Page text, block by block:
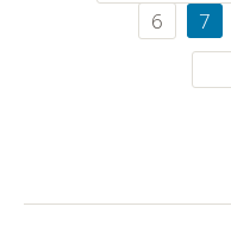
6
7